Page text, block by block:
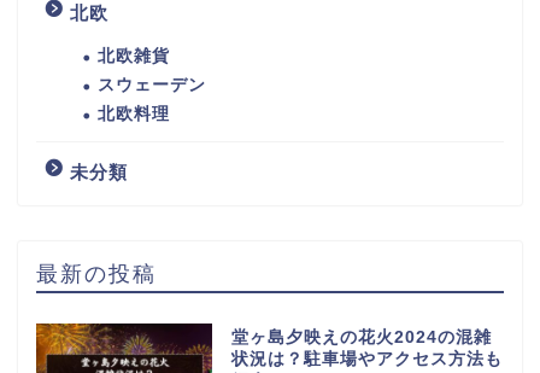
北欧
北欧雑貨
スウェーデン
北欧料理
未分類
最新の投稿
堂ヶ島夕映えの花火2024の混雑
状況は？駐車場やアクセス方法も